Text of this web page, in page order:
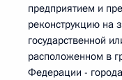
предприятием и
реконструкцию на
государственной
расположенном в
Федерации -